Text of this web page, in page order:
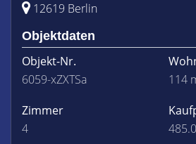
12619 Berlin
Objektdaten
Objekt-Nr.
6059-xZXTSa
114
Zimmer
4